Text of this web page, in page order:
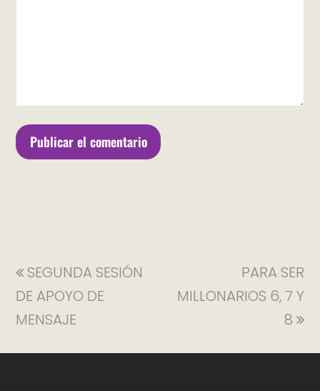
SEGUNDA SESIÓN
DE APOYO DE
MENSAJE
PARA SER
MILLONARIOS 6, 7 Y
8